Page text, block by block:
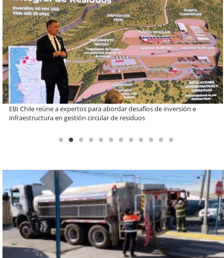
Más de 1.600 alumnos han sido parte de programa Súper Sano de
Sopraval en lo que va del año